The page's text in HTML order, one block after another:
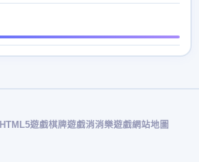
HTML5遊戲棋牌遊戲消消樂遊戲網站地圖